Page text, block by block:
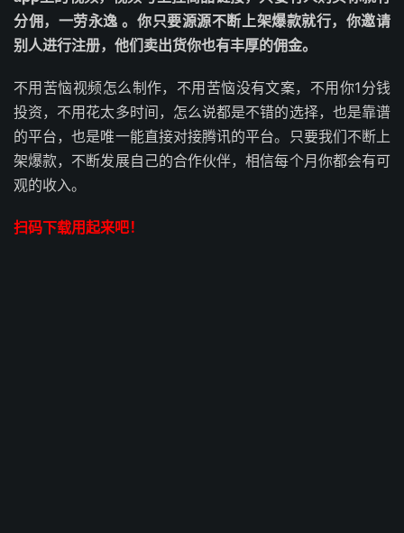
分佣，一劳永逸 。你只要源源不断上架爆款就行，你邀请
别人进行注册，他们卖出货你也有丰厚的佣金。
不用苦恼视频怎么制作，不用苦恼没有文案，不用你1分钱
投资，不用花太多时间，怎么说都是不错的选择，也是靠谱
的平台，也是唯一能直接对接腾讯的平台。只要我们不断上
架爆款，不断发展自己的合作伙伴，相信每个月你都会有可
观的收入。
扫码下载用起来吧！